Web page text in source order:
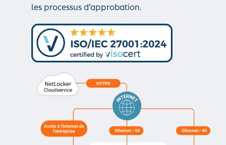
les processus d’approbation.